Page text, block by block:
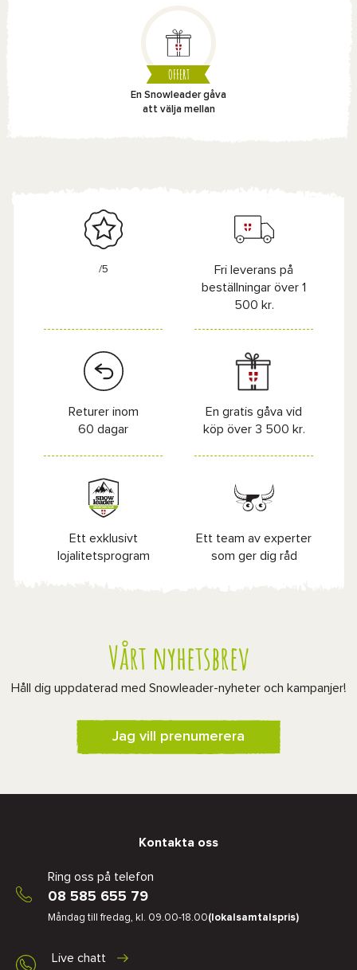
OFFERT
En Snowleader gåva
att välja mellan
/5
Fri leverans på
beställningar över 1
500 kr.
Returer inom
60 dagar
En gratis gåva vid
köp över 3 500 kr.
Ett exklusivt
lojalitetsprogram
Ett team av experter
som ger dig råd
Vårt nyhetsbrev
Håll dig uppdaterad med Snowleader-nyheter och kampanjer!
Jag vill prenumerera
Kontakta oss
Ring oss på telefon
08 585 655 79
Måndag till fredag, kl. 09.00-18.00(lokalsamtalspris)
Live chatt